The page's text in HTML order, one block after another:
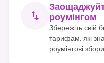
роумінгом
Збережіть свій
тарифам, які
роумінгові